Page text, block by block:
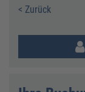
< Zurück